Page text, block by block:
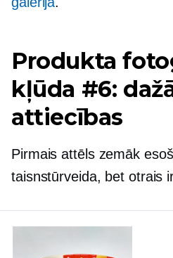
Produkta
kļūda #6:
attiecības
Pirmais attēls zemāk
taisnstūrveida, bet otrais